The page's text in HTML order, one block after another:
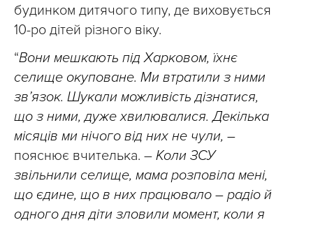
будинком дитячого типу, де виховується
10-ро дітей різного віку.
“Вони мешкають під Харковом, їхнє
селище окуповане. Ми втратили з ними
зв’язок. Шукали можливість дізнатися,
що з ними, дуже хвилювалися. Декілька
місяців ми нічого від них не чули, –
пояснює вчителька. – Коли ЗСУ
звільнили селище, мама розповіла мені,
що єдине, що в них працювало – радіо й
одного дня діти зловили момент, коли я